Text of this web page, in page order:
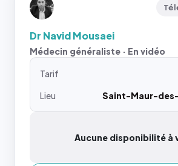
Dr Navid Mousaei
Médecin généraliste · En vidéo
Tarif
Lieu
Saint-Maur-
Aucune disponibilité à